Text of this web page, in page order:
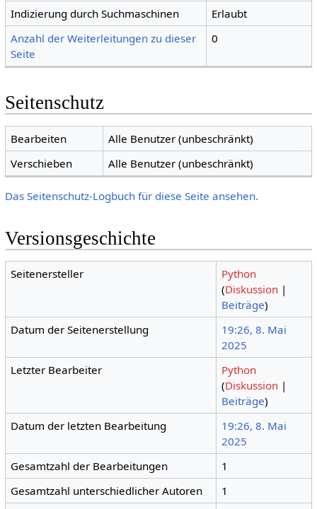
Indizierung durch Suchmaschinen
Erlaubt
Anzahl der Weiterleitungen zu dieser
Seite
0
Seitenschutz
Bearbeiten
Alle Benutzer (unbeschränkt)
Verschieben
Alle Benutzer (unbeschränkt)
Das Seitenschutz-Logbuch für diese Seite ansehen.
Versionsgeschichte
Seitenersteller
Python
(Diskussion |
Beiträge)
Datum der Seitenerstellung
19:26, 8. Mai
2025
Letzter Bearbeiter
Python
(Diskussion |
Beiträge)
Datum der letzten Bearbeitung
19:26, 8. Mai
2025
Gesamtzahl der Bearbeitungen
1
Gesamtzahl unterschiedlicher Autoren
1